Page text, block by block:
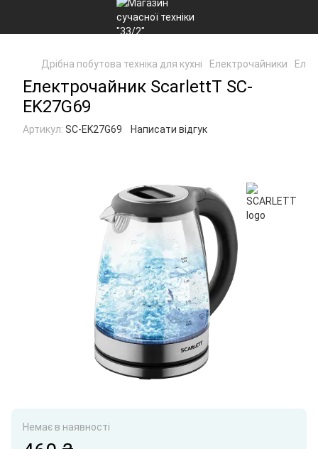
Дрібна побутова техніка для кухні Електрочайники
Електрочайник ScarlettT SC-
EK27G69
Артикул: SC-EK27G69 Написати відгук
Немає в наявності